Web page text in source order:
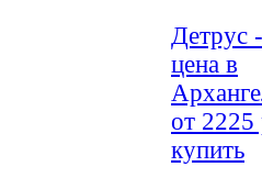
Детрус -
цена в
от 2225
купить